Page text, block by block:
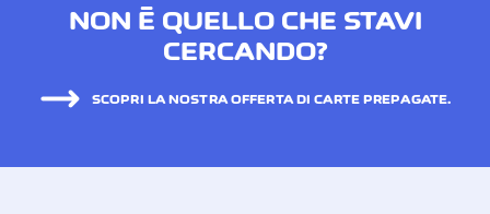
NON È QUELLO CHE STAVI
CERCANDO?
SCOPRI LA NOSTRA OFFERTA DI CARTE PREPAGATE.